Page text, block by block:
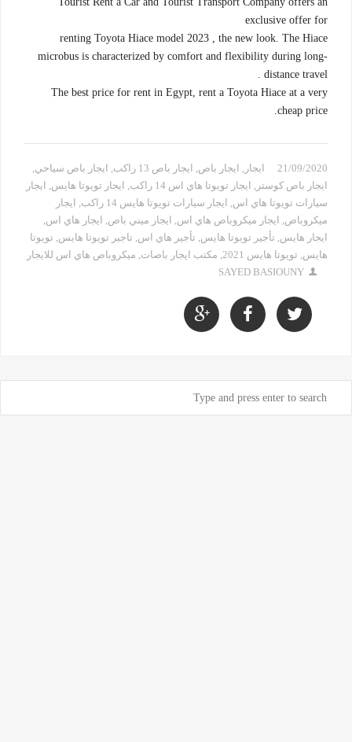
exclusive offer for
renting Toyota Hiace model 2023 , the new look. The Hiace
microbus is characterized by comfort and flexibility during long-
distance travel .
The best price for rent in Egypt, rent a Toyota Hiace at a very
cheap price.
21/09/2020 ايجار , ايجار باص, ايجار باص 13 راكب , ايجار باص سياحي,
ايجار باص كوستر , ايجار تويوتا هاي اس 14 راكب , ايجار تويوتا هايس, ايجار
سيارات تويوتا هاي اس, ايجار سيارات تويوتا هايس 14 راكب , ايجار
ميكروباص, ايجار ميكروباص هاي اس, ايجار ميني باص, ايجار هاي اس,
ايجار هايس, تأجير تويوتا هايس, تأجير هاي اس, تاجير تويوتا هايس, تويوتا
هايس, تويوتا هايس 2021 , مكتب ايجار باصات, ميكروباص هاي اس للايجار
SAYED BASIOUNY